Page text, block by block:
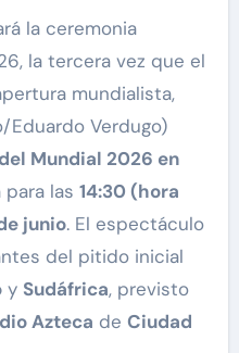
la ceremonia
la tercera vez que el
mundialista,
Eduardo Verdugo)
Mundial 2026 en
las 14:30 (hora
junio. El espectáculo
del pitido inicial
y Sudáfrica, previsto
Azteca de Ciudad